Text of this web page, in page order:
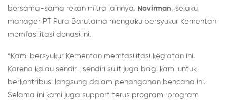
bersama-sama rekan mitra lainnya. Novirman, selaku
manager PT Pura Barutama mengaku bersyukur Kementan
memfasilitasi donasi ini.
“Kami bersyukur Kementan memfasilitasi kegiatan ini.
Karena kalau sendiri-sendiri sulit juga bagi kami untuk
berkontribusi langsung dalam penanganan bencana ini.
Selama ini kami juga support terus program-program